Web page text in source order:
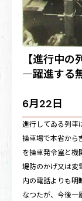
【進行中の
―躍進す
鉄道
6月22日
進行してゐる列車
操車場で本省から
を操車発令室と機
堤防のかげ又は変
内の電話よりも明
なつたが、今後一